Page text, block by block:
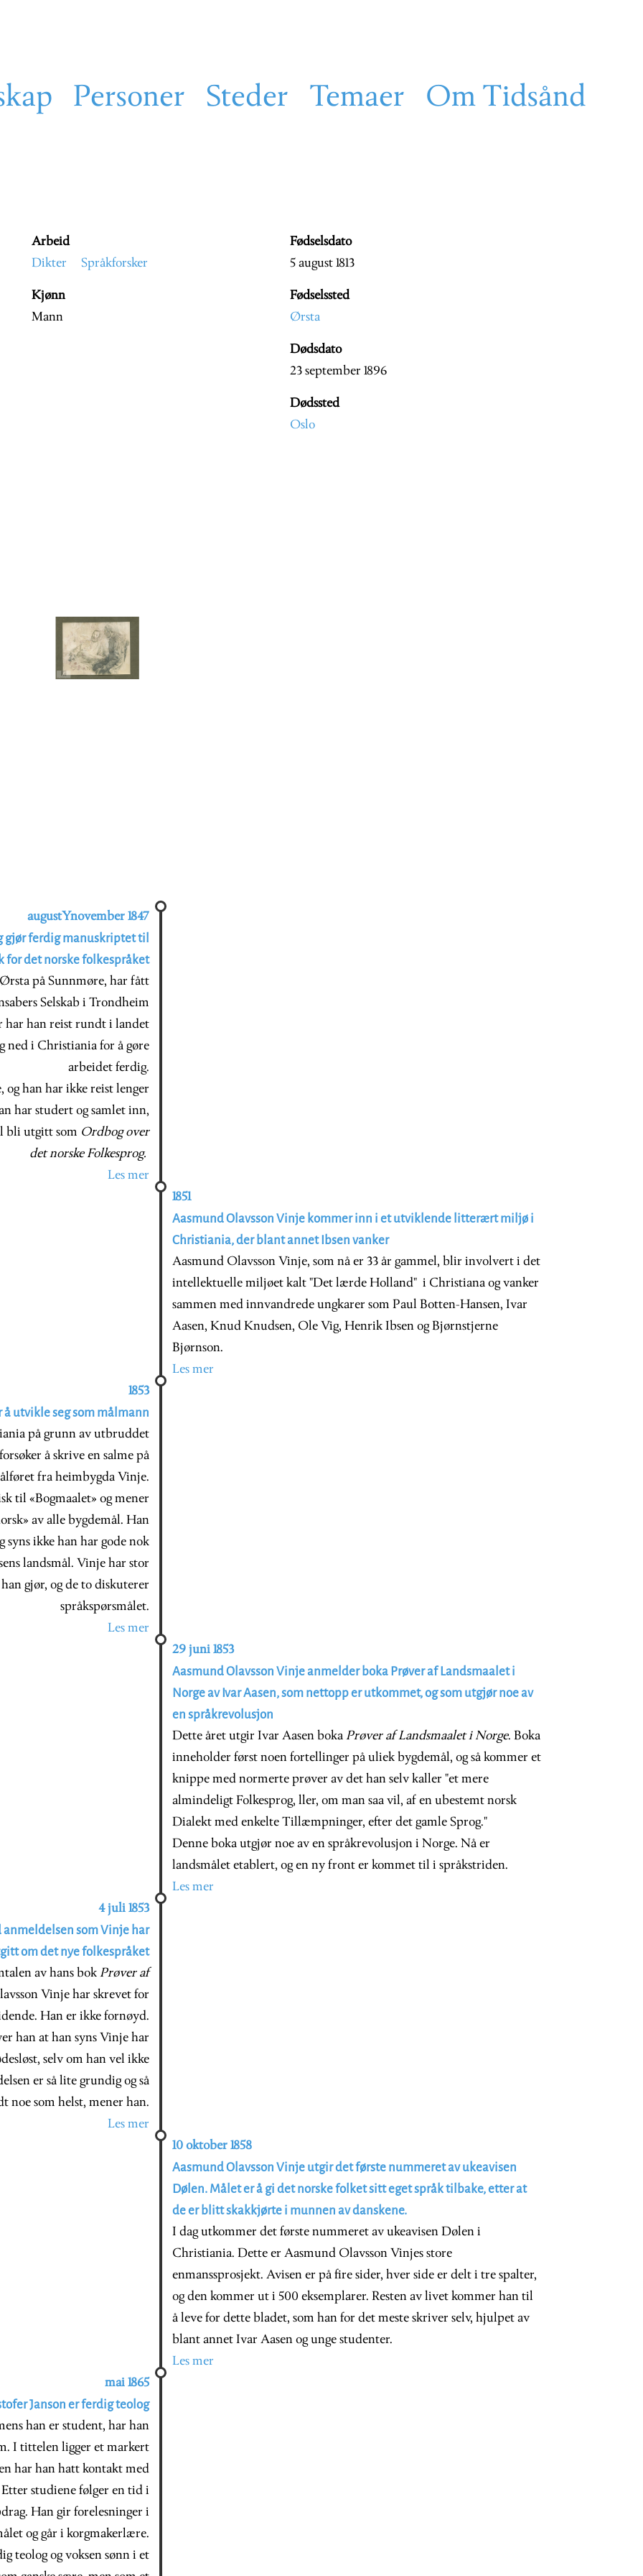
Personer Steder Temaer Om Tidsånd
Arbeid
Dikter
Språkforsker
Kjønn
Mann
Fødselsdato
5 august 1813
Fødselssted
Ørsta
Dødsdato
23 september 1896
Dødssted
Oslo
augustYnovember 1847
gjør ferdig manuskriptet til
for det norske folkespråket
på Sunnmøre, har fått
Selskab i Trondheim
har han reist rundt i landet
ned i Christiania for å gøre
arbeidet ferdig.
han har ikke reist lenger
har studert og samlet inn,
bli utgitt som Ordbog over
det norske Folkesprog.
Les mer
1851
Aasmund Olavsson Vinje kommer inn i et utviklende litterært miljø i
Christiania, der blant annet Ibsen vanker
Aasmund Olavsson Vinje, som nå er 33 år gammel, blir involvert i det
intellektuelle miljøet kalt "Det lærde Holland" i Christiana og vanker
sammen med innvandrede ungkarer som Paul Botten-Hansen, Ivar
Aasen, Knud Knudsen, Ole Vig, Henrik Ibsen og Bjørnstjerne
Bjørnson.
Les mer
1853
utvikle seg som målmann
på grunn av utbruddet
å skrive en salme på
fra heimbygda Vinje.
til «Bogmaalet» og mener
av alle bygdemål. Han
ikke han har gode nok
landsmål. Vinje har stor
gjør, og de to diskuterer
språkspørsmålet.
Les mer
29 juni 1853
Aasmund Olavsson Vinje anmelder boka Prøver af Landsmaalet i
Norge av Ivar Aasen, som nettopp er utkommet, og som utgjør noe av
en språkrevolusjon
Dette året utgir Ivar Aasen boka Prøver af Landsmaalet i Norge. Boka
inneholder først noen fortellinger på uliek bygdemål, og så kommer et
knippe med normerte prøver av det han selv kaller "et mere
almindeligt Folkesprog, ller, om man saa vil, af en ubestemt norsk
Dialekt med enkelte Tillæmpninger, efter det gamle Sprog."
Denne boka utgjør noe av en språkrevolusjon i Norge. Nå er
landsmålet etablert, og en ny front er kommet til i språkstriden.
Les mer
4 juli 1853
som Vinje har
om det nye folkespråket
av hans bok Prøver af
Vinje har skrevet for
Han er ikke fornøyd.
han at han syns Vinje har
selv om han vel ikke
er så lite grundig og så
noe som helst, mener han.
Les mer
10 oktober 1858
Aasmund Olavsson Vinje utgir det første nummeret av ukeavisen
Dølen. Målet er å gi det norske folket sitt eget språk tilbake, etter at
de er blitt skakkjørte i munnen av danskene.
I dag utkommer det første nummeret av ukeavisen Dølen i
Christiania. Dette er Aasmund Olavsson Vinjes store
enmanssprosjekt. Avisen er på fire sider, hver side er delt i tre spalter,
og den kommer ut i 500 eksemplarer. Resten av livet kommer han til
å leve for dette bladet, som han for det meste skriver selv, hjulpet av
blant annet Ivar Aasen og unge studenter.
Les mer
mai 1865
Janson er ferdig teolog
han er student, har han
I tittelen ligger et markert
har han hatt kontakt med
studiene følger en tid i
Han gir forelesninger i
og går i korgmakerlære.
teolog og voksen sønn i et